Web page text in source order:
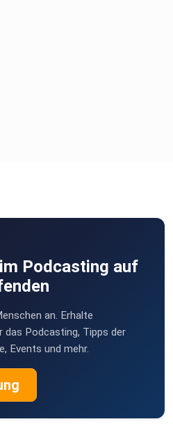
Podcasting auf
an. Erhalte
das Podcasting, Tipps der
Events und mehr.